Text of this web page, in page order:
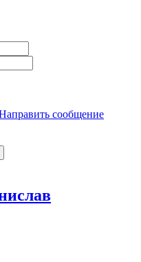
сообщение